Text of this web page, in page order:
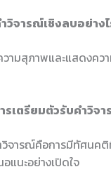
จารณ์เชิงลบอย่างไ
ามสุภาพและแสดงค
รเตรียมตัวรับคำวิจ
จารณ์คือการมีทัศนคติ
แนะอย่างเปิดใจ